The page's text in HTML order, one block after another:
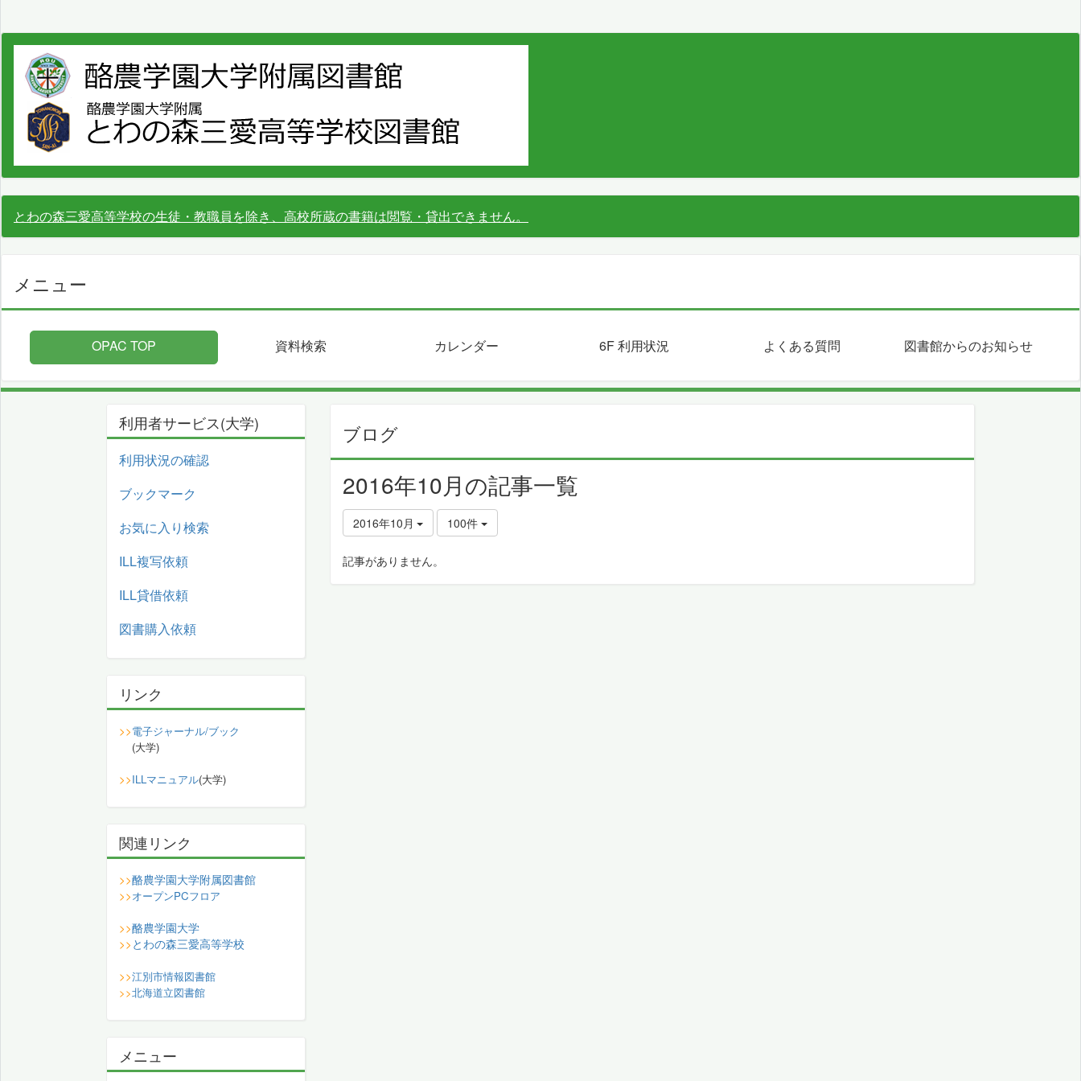
とわの森三愛高等学校の生徒・教職員を除き、高校所蔵の書籍は閲覧・貸出できません。
メニュー
OPAC TOP 資料検索 カレンダー 6F 利用状況 よくある質問 図書館からのお知らせ
ブログ
2016年10月の記事一覧
2016年10月 100件
記事がありません。
利用者サービス(大学)
利用状況の確認
ブックマーク
お気に入り検索
ILL複写依頼
ILL貸借依頼
図書購入依頼
リンク
>>電子ジャーナル/ブック
(大学)
>>ILLマニュアル(大学)
関連リンク
>>酪農学園大学附属図書館
>>オープンPCフロア
>>酪農学園大学
>> とわの森三愛高等学校
>>江別市情報図書館
>>北海道立図書館
メニュー